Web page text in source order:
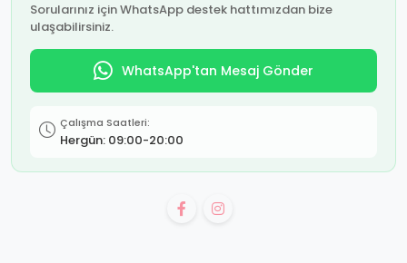
Sorularınız için WhatsApp destek hattımızdan bize
ulaşabilirsiniz.
WhatsApp'tan Mesaj Gönder
Çalışma Saatleri:
Hergün: 09:00-20:00